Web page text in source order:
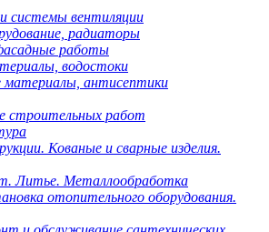
системы вентиляции
радиаторы
работы
водостоки
материалы, антисептики
строительных работ
Кованые и сварные изделия.
Литье. Металлообработка
отопительного оборудования.